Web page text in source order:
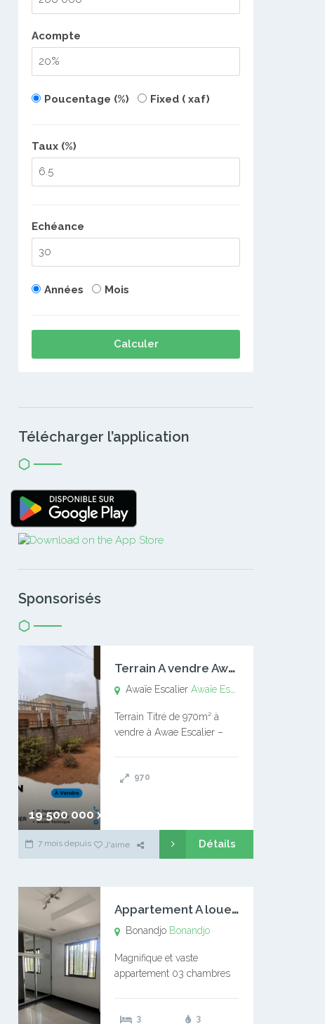
Acompte
Poucentage (%) Fixed ( xaf)
Taux (%)
Echéance
Années Mois
Calculer
Télécharger l’application
Sponsorisés
19 500 000 xaf
T
errain A vendre Awaïe Escalier
Awaïe EscalierAwaïe Escalier
Terrain Titré de 970m² à
vendre à Awae Escalier –
l’Université Catholique –
970
7 mois depuis J'aime Détails
A
ppartement A louer Bonandjo
Bonandjo Bonandjo
Magnifique et vaste
appartement 03 chambres
douches 01 vaste salon 01
3
3